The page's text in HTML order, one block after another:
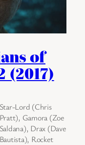
of
(2017)
Star-Lord (Chris
Pratt), Gamora (Zoe
Saldana), Drax (Dave
Bautista), Rocket